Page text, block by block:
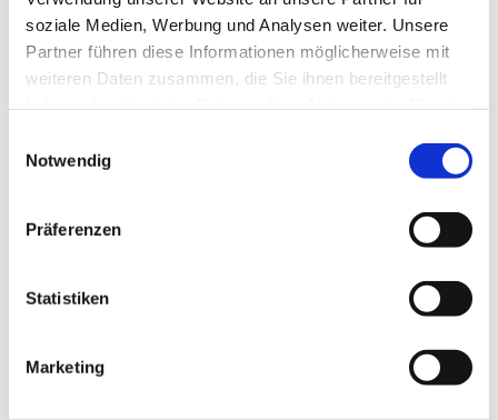
soziale Medien, Werbung und Analysen weiter. Unsere
Partner führen diese Informationen möglicherweise mit
weiteren Daten zusammen, die Sie ihnen bereitgestellt
Notwendig
Präferenzen
Statistiken
Marketing